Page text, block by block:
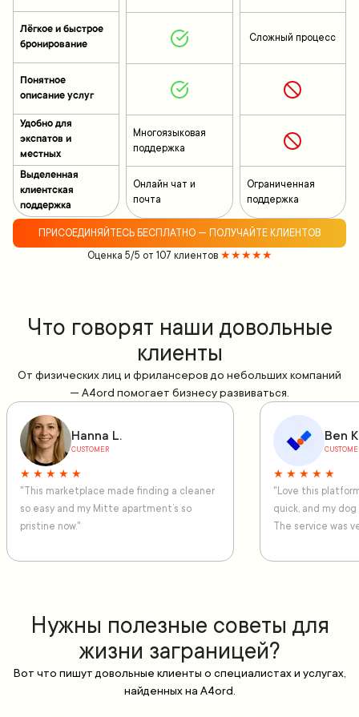
Лёгкое и быстрое
бронирование
Понятное
описание услуг
Удобно для
экспатов и
местных
Выделенная
клиентская
поддержка
Многоязыковая
поддержка
Онлайн чат и
почта
Сложный процесс
Ограниченная
поддержка
ПРИСОЕДИНЯЙТЕСЬ БЕСПЛАТНО — ПОЛУЧАЙТЕ КЛИЕНТОВ
Оценка 5/5 от 107 клиентов ★★★★★
Что говорят наши довольные
клиенты
От физических лиц и фрилансеров до небольших компаний
— A4ord помогает бизнесу развиваться.
Hanna L.
CUSTOMER
★ ★ ★ ★ ★
"This marketplace made finding a cleaner
so easy and my Mitte apartment’s so
pristine now."
Ben
★ ★ ★ ★ ★
"Love this
quick, and my
The service was
Нужны полезные советы для
жизни заграницей?
Вот что пишут довольные клиенты о специалистах и услугах,
найденных на A4ord.